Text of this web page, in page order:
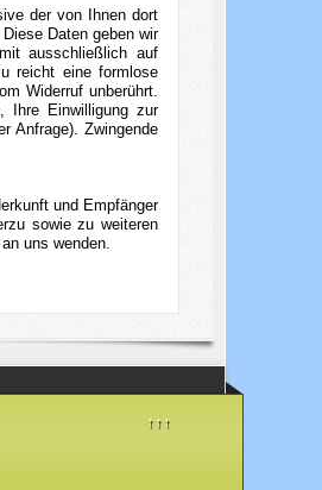
der von Ihnen dort
Daten geben wir
ausschließlich auf
reicht eine formlose
Widerruf unberührt.
Ihre Einwilligung zur
Anfrage). Zwingende
und Empfänger
sowie zu weiteren
uns wenden.
↑↑↑